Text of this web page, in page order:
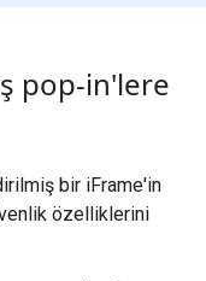
pop-in'lere
bir iFrame'in
özelliklerini